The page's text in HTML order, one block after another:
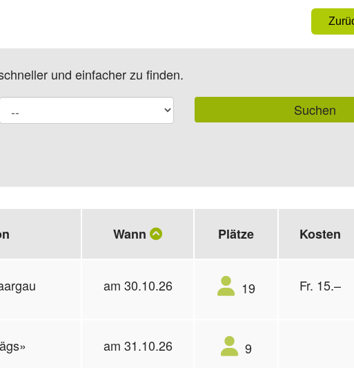
und einfacher zu finden.
Wann Plätze Kosten
am 30.10.26 19 Fr. 15.–
am 31.10.26 9